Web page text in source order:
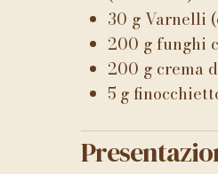
30 g Varnelli
200 g funghi
200 g crema
5 g